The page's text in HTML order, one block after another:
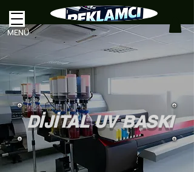
MENÜ
DİJİTAL UV BASKI